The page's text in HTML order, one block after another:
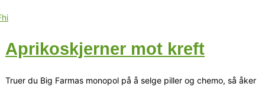
Aprikoskjerner mot kreft
Truer du Big Farmas monopol på å selge piller og chemo, så åker